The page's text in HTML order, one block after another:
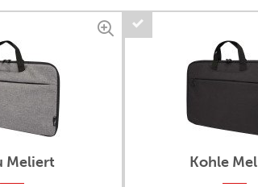
Meliert Kohle